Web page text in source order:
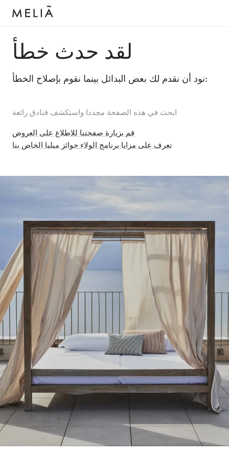
لقد حدث خطأ
نود أن نقدم لك بعض البدائل بينما نقوم بإصلاح الخطأ:
ابحث في هذه الصفحة مجددا واستكشف فنادق رائعة
قم بزيارة صفحتنا للاطلاع على العروض
تعرف على مزايا برنامج الولاء جوائز ميليا الخاص بنا